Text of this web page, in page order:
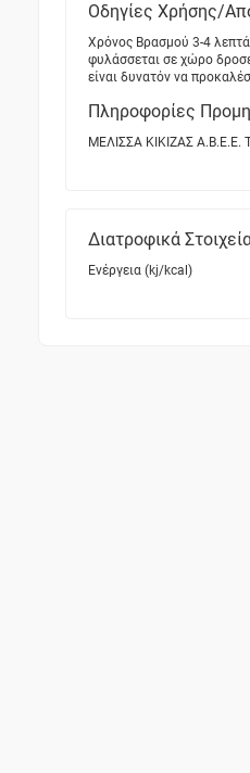
Οδηγίες Χρήσης/
Χρόνος Βρασμού 3-4
φυλάσσεται σε χώρο
είναι δυνατόν να
Πληροφορίες
ΜΕΛΙΣΣΑ ΚΙΚΙΖΑΣ
Διατροφικά
Ενέργεια (kj/kcal)